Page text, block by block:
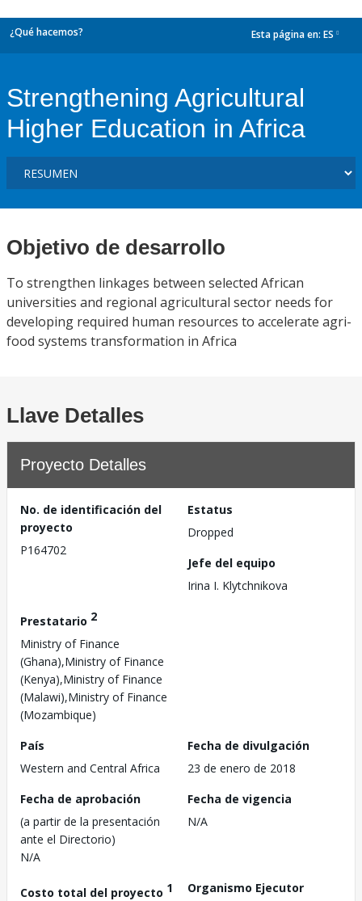
¿Qué hacemos? Esta página en: ES
Strengthening Agricultural
Higher Education in Africa
Objetivo de desarrollo
To strengthen linkages between selected African
universities and regional agricultural sector needs for
developing required human resources to accelerate agri-
food systems transformation in Africa
Llave Detalles
Proyecto Detalles
No. de identificación del
proyecto
P164702
Estatus
Dropped
Jefe del equipo
Irina I. Klytchnikova
Prestatario 2
Ministry of Finance
(Ghana),Ministry of Finance
(Kenya),Ministry of Finance
(Malawi),Ministry of Finance
(Mozambique)
País
Western and Central Africa
Fecha de divulgación
23 de enero de 2018
Fecha de aprobación
(a partir de la presentación
ante el Directorio)
N/A
Fecha de vigencia
N/A
Costo total del proyecto 1
Organismo Ejecutor